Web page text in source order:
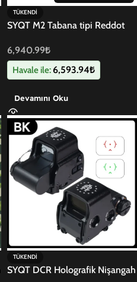
TÜKENDI
SYQT M2 Tabana tipi Reddot
6,940.99₺
Havale ile:6,593.94₺
Devamını Oku
TÜKENDI
SYQT DCR Holografik Nişangah